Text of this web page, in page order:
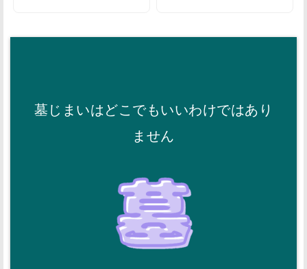
墓じまいはどこでもいいわけではあり
ません